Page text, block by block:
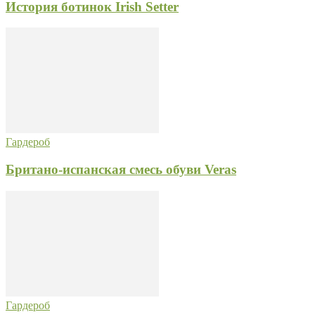
История ботинок Irish Setter
Гардероб
Британо-испанская смесь обуви Veras
Гардероб